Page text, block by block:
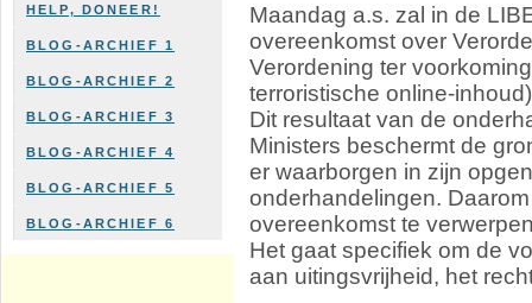
HELP, DONEER!
BLOG-ARCHIEF 1
BLOG-ARCHIEF 2
BLOG-ARCHIEF 3
BLOG-ARCHIEF 4
BLOG-ARCHIEF 5
BLOG-ARCHIEF 6
Maandag a.s. zal in de
overeenkomst over
Verordening ter
terroristische online-
Dit resultaat van de
Ministers beschermt de
er waarborgen in zijn
onderhandelingen.
overeenkomst te
Het gaat specifiek om de
aan uitingsvrijheid, het